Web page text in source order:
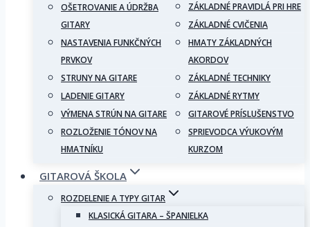
OŠETROVANIE A ÚDRŽBA
GITARY
NASTAVENIA FUNKČNÝCH
PRVKOV
STRUNY NA GITARE
LADENIE GITARY
VÝMENA STRÚN NA GITARE
ROZLOŽENIE TÓNOV NA
HMATNÍKU
ZÁKLADNÉ PRAVIDLÁ PRI HRE
ZÁKLADNÉ CVIČENIA
HMATY ZÁKLADNÝCH
AKORDOV
ZÁKLADNÉ TECHNIKY
ZÁKLADNÉ RYTMY
GITAROVÉ PRÍSLUŠENSTVO
SPRIEVODCA VÝUKOVÝM
KURZOM
GITAROVÁ ŠKOLA
ROZDELENIE A TYPY GITAR
KLASICKÁ GITARA – ŠPANIELKA